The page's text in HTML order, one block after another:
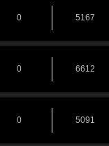
0 5167
0 6612
0 5091